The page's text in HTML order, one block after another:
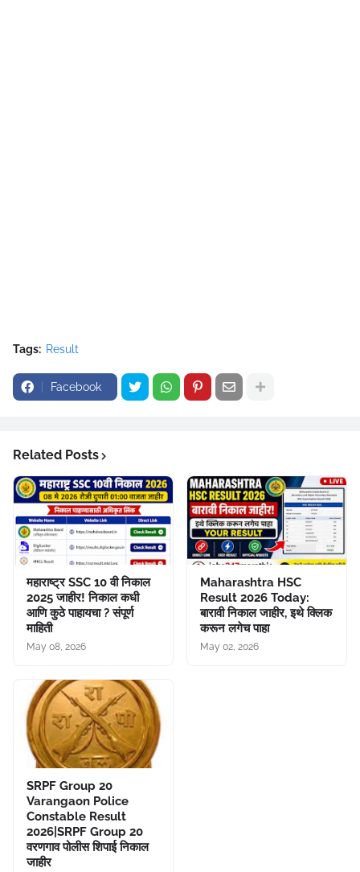
Tags: Result
Facebook
Related Posts
महाराष्ट्र SSC 10 वी निकाल
2025 जाहीर! निकाल कधी
आणि कुठे पाहायचा ? संपूर्ण
माहिती
May 08, 2026
Maharashtra HSC
Result 2026 Today:
बारावी निकाल जाहीर, इथे क्लिक
करून लगेच पाहा
May 02, 2026
SRPF Group 20
Varangaon Police
Constable Result
2026|SRPF Group 20
वरणगाव पोलीस शिपाई निकाल
जाहीर